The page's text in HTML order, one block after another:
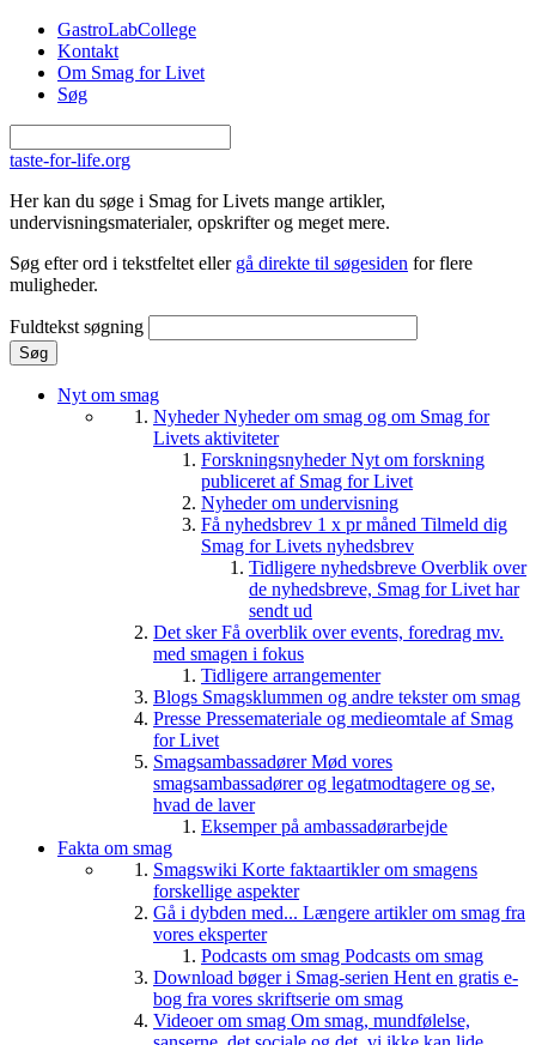
Gå til hovedindhold
GastroLabCollege
Kontakt
Om Smag for Livet
Søg
taste-for-life.org
Her kan du søge i Smag for Livets mange artikler,
undervisningsmaterialer, opskrifter og meget mere.
Søg efter ord i tekstfeltet eller gå direkte til søgesiden for flere
muligheder.
Fuldtekst søgning
Nyt om smag
NyhederNyheder om smag og om Smag for
Livets aktiviteter
ForskningsnyhederNyt om forskning
publiceret af Smag for Livet
Nyheder om undervisning
Få nyhedsbrev 1 x pr måned Tilmeld dig
Smag for Livets nyhedsbrev
Tidligere nyhedsbreve Overblik over
de nyhedsbreve, Smag for Livet har
sendt ud
Det skerFå overblik over events, foredrag mv.
med smagen i fokus
Tidligere arrangementer
Blogs Smagsklummen og andre tekster om smag
Presse Pressemateriale og medieomtale af Smag
for Livet
SmagsambassadørerMød vores
smagsambassadører og legatmodtagere og se,
hvad de laver
Eksemper på ambassadørarbejde
Fakta om smag
Smagswiki Korte faktaartikler om smagens
forskellige aspekter
Gå i dybden med... Længere artikler om smag fra
vores eksperter
Podcasts om smag Podcasts om smag
Download bøger i Smag-serien Hent en gratis e-
bog fra vores skriftserie om smag
Videoer om smag Om smag, mundfølelse,